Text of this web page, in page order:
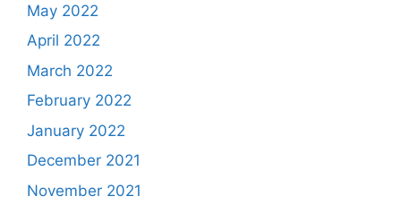
May 2022
April 2022
March 2022
February 2022
January 2022
December 2021
November 2021